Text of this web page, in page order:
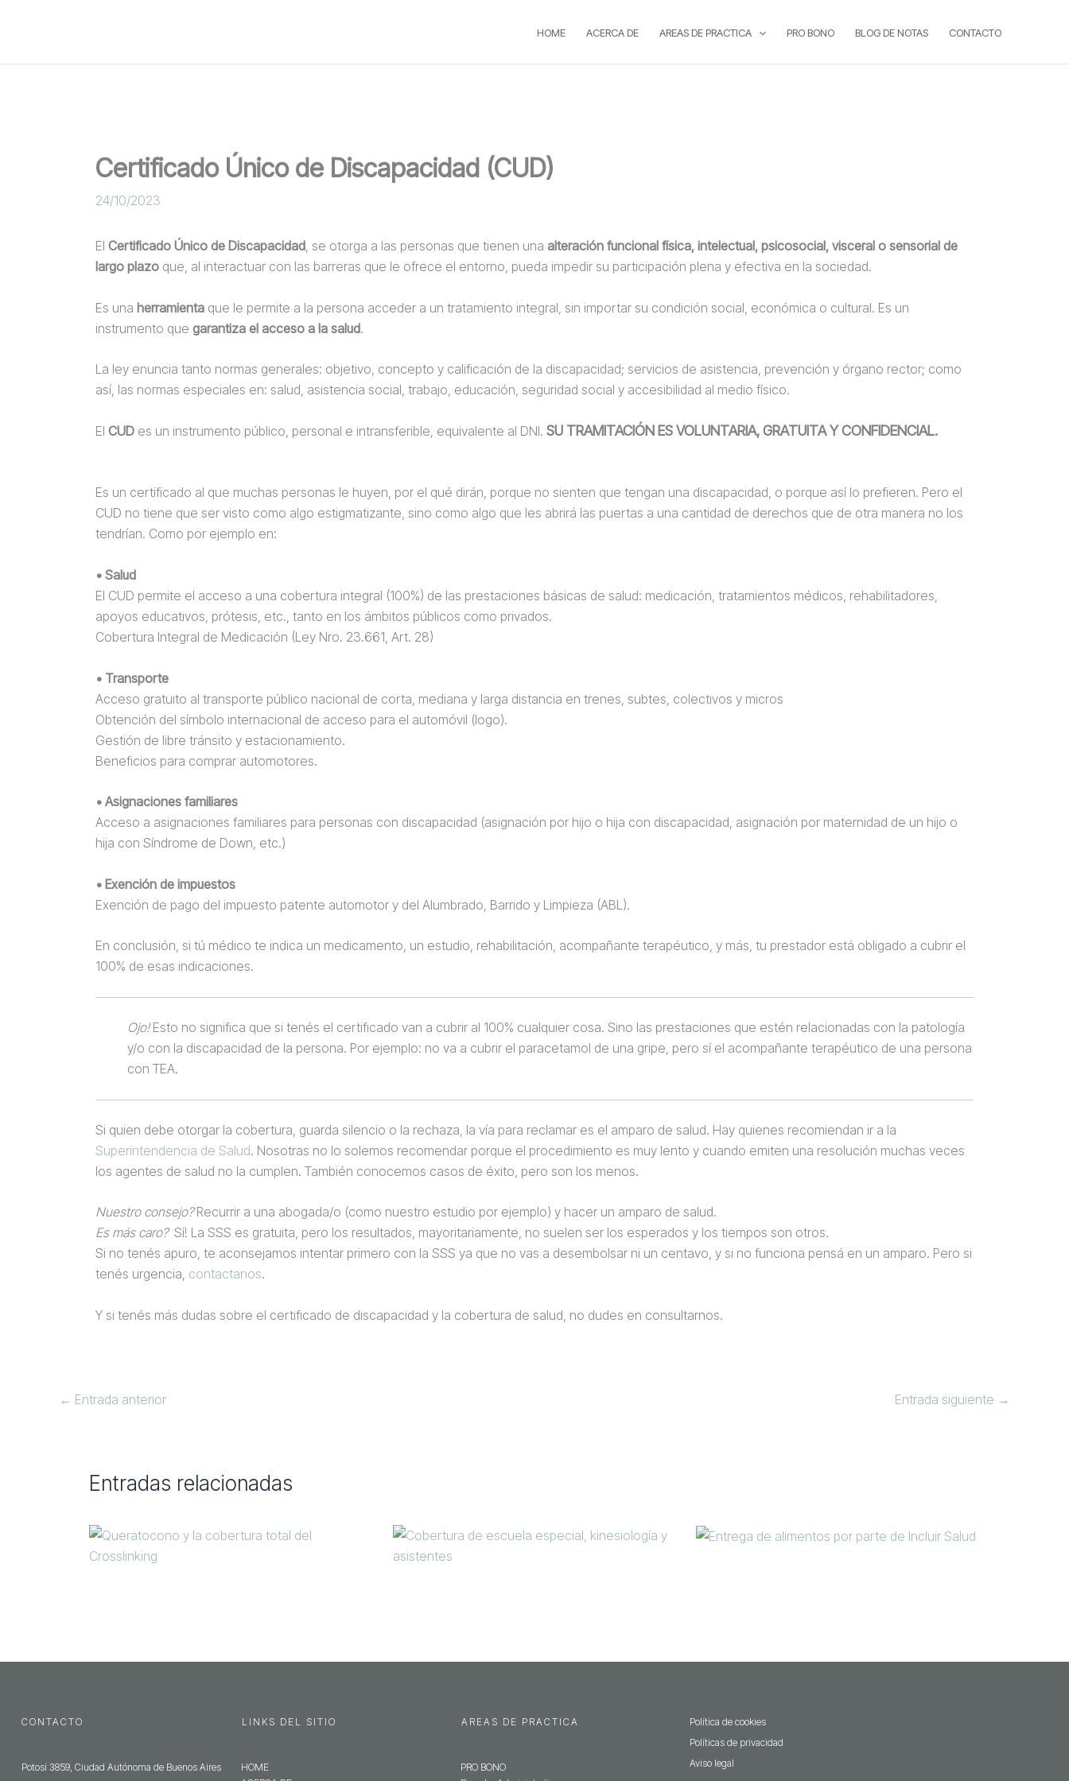
HOME ACERCA DE AREAS DE PRACTICA PRO BONO BLOG DE NOTAS CONTACTO
Certificado Único de Discapacidad (CUD)
24/10/2023
El Certificado Único de Discapacidad, se otorga a las personas que tienen una alteración funcional física, intelectual, psicosocial, visceral o sensorial de
largo plazo que, al interactuar con las barreras que le ofrece el entorno, pueda impedir su participación plena y efectiva en la sociedad.
Es una herramienta que le permite a la persona acceder a un tratamiento integral, sin importar su condición social, económica o cultural. Es un
instrumento que garantiza el acceso a la salud.
La ley enuncia tanto normas generales: objetivo, concepto y calificación de la discapacidad; servicios de asistencia, prevención y órgano rector; como
así, las normas especiales en: salud, asistencia social, trabajo, educación, seguridad social y accesibilidad al medio físico.
El CUD es un instrumento público, personal e intransferible, equivalente al DNI. SU TRAMITACIÓN ES VOLUNTARIA, GRATUITA Y CONFIDENCIAL.
Es un certificado al que muchas personas le huyen, por el qué dirán, porque no sienten que tengan una discapacidad, o porque así lo prefieren. Pero el
CUD no tiene que ser visto como algo estigmatizante, sino como algo que les abrirá las puertas a una cantidad de derechos que de otra manera no los
tendrían. Como por ejemplo en:
• Salud
El CUD permite el acceso a una cobertura integral (100%) de las prestaciones básicas de salud: medicación, tratamientos médicos, rehabilitadores,
apoyos educativos, prótesis, etc., tanto en los ámbitos públicos como privados.
Cobertura Integral de Medicación (Ley Nro. 23.661, Art. 28)
• Transporte
Acceso gratuito al transporte público nacional de corta, mediana y larga distancia en trenes, subtes, colectivos y micros
Obtención del símbolo internacional de acceso para el automóvil (logo).
Gestión de libre tránsito y estacionamiento.
Beneficios para comprar automotores.
• Asignaciones familiares
Acceso a asignaciones familiares para personas con discapacidad (asignación por hijo o hija con discapacidad, asignación por maternidad de un hijo o
hija con Síndrome de Down, etc.)
• Exención de impuestos
Exención de pago del impuesto patente automotor y del Alumbrado, Barrido y Limpieza (ABL).
En conclusión, si tú médico te indica un medicamento, un estudio, rehabilitación, acompañante terapéutico, y más, tu prestador está obligado a cubrir el
100% de esas indicaciones.
Ojo!Esto no significa que si tenés el certificado van a cubrir al 100% cualquier cosa. Sino las prestaciones que estén relacionadas con la patología
y/o con la discapacidad de la persona. Por ejemplo: no va a cubrir el paracetamol de una gripe, pero sí el acompañante terapéutico de una persona
con TEA.
Si quien debe otorgar la cobertura, guarda silencio o la rechaza, la vía para reclamar es el amparo de salud. Hay quienes recomiendan ir a la
Superintendencia de Salud. Nosotras no lo solemos recomendar porque el procedimiento es muy lento y cuando emiten una resolución muchas veces
los agentes de salud no la cumplen. También conocemos casos de éxito, pero son los menos.
Nuestro consejo?Recurrir a una abogada/o (como nuestro estudio por ejemplo) y hacer un amparo de salud.
Es más caro?Sí! La SSS es gratuita, pero los resultados, mayoritariamente, no suelen ser los esperados y los tiempos son otros.
Si no tenés apuro, te aconsejamos intentar primero con la SSS ya que no vas a desembolsar ni un centavo, y si no funciona pensá en un amparo. Pero si
tenés urgencia, contactanos.
Y si tenés más dudas sobre el certificado de discapacidad y la cobertura de salud, no dudes en consultarnos.
← Entrada anterior Entrada siguiente →
Entradas relacionadas
CONTACTO
Potosí 3859, Ciudad Autónoma de Buenos Aires
LINKS DEL SITIO
HOME
AREAS DE PRACTICA
PRO BONO
Política de cookies
Políticas de privacidad
Aviso legal